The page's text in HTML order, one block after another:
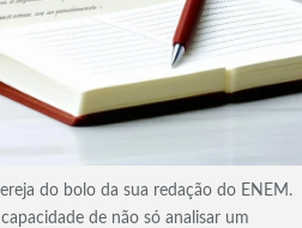
do bolo da sua redação do ENEM.
de não só analisar um